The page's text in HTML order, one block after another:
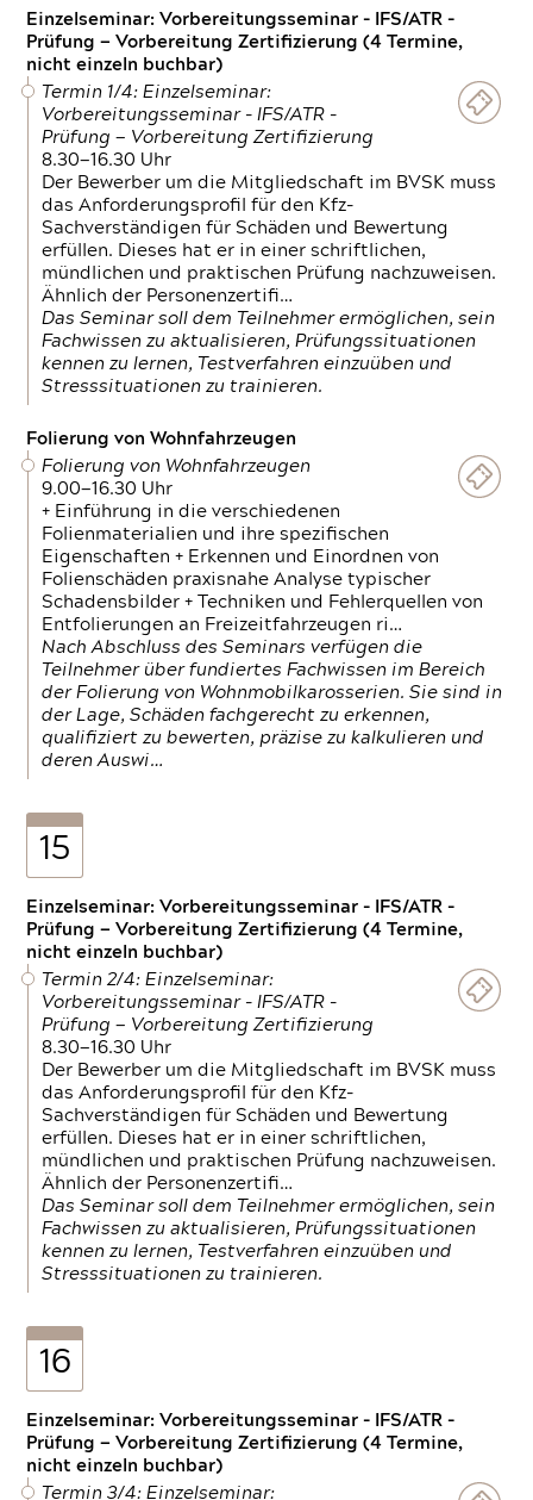
Einzelseminar: Vorbereitungsseminar - IFS/ATR -
Prüfung — Vorbereitung Zertifizierung (4 Termine,
nicht einzeln buchbar)
Termin 1/4: Einzelseminar:
Vorbereitungsseminar - IFS/ATR -
Prüfung — Vorbereitung Zertifizierung
8.30—16.30 Uhr
Der Bewerber um die Mitgliedschaft im BVSK muss
das Anforderungsprofil für den Kfz-
Sachverständigen für Schäden und Bewertung
erfüllen. Dieses hat er in einer schriftlichen,
mündlichen und praktischen Prüfung nachzuweisen.
Ähnlich der Personenzertifi…
Das Seminar soll dem Teilnehmer ermöglichen, sein
Fachwissen zu aktualisieren, Prüfungssituationen
kennen zu lernen, Testverfahren einzuüben und
Stresssituationen zu trainieren.
Folierung von Wohnfahrzeugen
Folierung von Wohnfahrzeugen
9.00—16.30 Uhr
+ Einführung in die verschiedenen
Folienmaterialien und ihre spezifischen
Eigenschaften + Erkennen und Einordnen von
Folienschäden praxisnahe Analyse typischer
Schadensbilder + Techniken und Fehlerquellen von
Entfolierungen an Freizeitfahrzeugen ri…
Nach Abschluss des Seminars verfügen die
Teilnehmer über fundiertes Fachwissen im Bereich
der Folierung von Wohnmobilkarosserien. Sie sind in
der Lage, Schäden fachgerecht zu erkennen,
qualifiziert zu bewerten, präzise zu kalkulieren und
deren Auswi…
15
Einzelseminar: Vorbereitungsseminar - IFS/ATR -
Prüfung — Vorbereitung Zertifizierung (4 Termine,
nicht einzeln buchbar)
Termin 2/4: Einzelseminar:
Vorbereitungsseminar - IFS/ATR -
Prüfung — Vorbereitung Zertifizierung
8.30—16.30 Uhr
Der Bewerber um die Mitgliedschaft im BVSK muss
das Anforderungsprofil für den Kfz-
Sachverständigen für Schäden und Bewertung
erfüllen. Dieses hat er in einer schriftlichen,
mündlichen und praktischen Prüfung nachzuweisen.
Ähnlich der Personenzertifi…
Das Seminar soll dem Teilnehmer ermöglichen, sein
Fachwissen zu aktualisieren, Prüfungssituationen
kennen zu lernen, Testverfahren einzuüben und
Stresssituationen zu trainieren.
16
Einzelseminar: Vorbereitungsseminar - IFS/ATR -
Prüfung — Vorbereitung Zertifizierung (4 Termine,
nicht einzeln buchbar)
Termin 3/4: Einzelseminar: